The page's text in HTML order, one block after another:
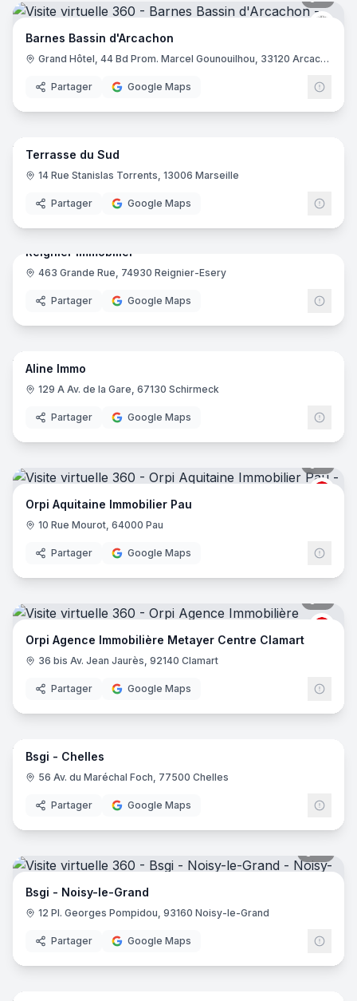
Barnes Bassin d'Arcachon
Grand Hôtel, 44 Bd Prom. Marcel Gounouilhou, 33120 Arcachon
Partager Google Maps
5
Terrasse du Sud
14 Rue Stanislas Torrents, 13006 Marseille
Partager Google Maps
Reignier Immobilier
463 Grande Rue, 74930 Reignier-Esery
Partager Google Maps
7
Aline Immo
129 A Av. de la Gare, 67130 Schirmeck
Partager Google Maps
ORPI
Orpi Aquitaine Immobilier Pau
10 Rue Mourot, 64000 Pau
Partager Google Maps
ORPI
Orpi Agence Immobilière Metayer Centre Clamart
36 bis Av. Jean Jaurès, 92140 Clamart
Partager Google Maps
11
Bsgi - Chelles
56 Av. du Maréchal Foch, 77500 Chelles
Partager Google Maps
Bsgi - Noisy-le-Grand
12 Pl. Georges Pompidou, 93160 Noisy-le-Grand
Partager Google Maps
7